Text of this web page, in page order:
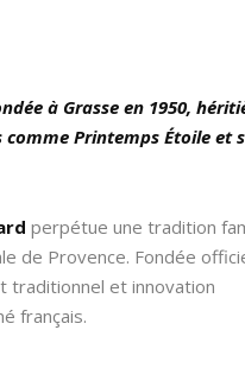
à Grasse en 1950,
Printemps Étoile et
perpétue une tradition
de Provence. Fondée
traditionnel et innovation
français.